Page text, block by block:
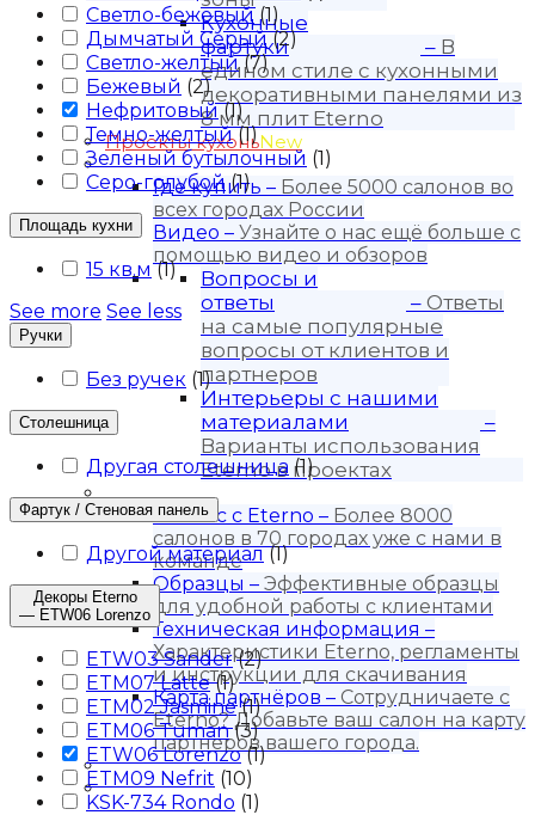
Кухонные
фартуки
– В
едином стиле с кухонными
декоративными панелями из
8 мм плит Eterno
Проекты кухоньNew
Покупателю
Где купить – Более 5000 салонов во
всех городах России
Видео – Узнайте о нас ещё больше с
помощью видео и обзоров
Вопросы и
ответы
– Ответы
на самые популярные
вопросы от клиентов и
партнеров
Интерьеры с нашими
материалами
–
Варианты использования
Eterno в проектах
Для бизнеса
Бизнес с Eternо – Более 8000
салонов в 70 городах уже с нами в
команде
Образцы – Эффективные образцы
для удобной работы с клиентами
Техническая информация –
Характеристики Eterno, регламенты
и инструкции для скачивания
Карта партнёров – Сотрудничаете с
Eterno? Добавьте ваш салон на карту
партнеров вашего города.
Блог
Контакты
Светло-бежевый (1)
Дымчатый Серый (2)
Светло-желтый (7)
Бежевый (2)
Нефритовый (1)
Темно-желтый (1)
Зеленый бутылочный (1)
Серо-голубой (1)
Площадь кухни
15 кв.м (1)
See more See less
Ручки
Без ручек (1)
Столешница
Другая столешница (1)
Фартук / Стеновая панель
Другой материал (1)
Декоры Eterno
— ETW06 Lorenzo
ETW03 Sander (2)
ETM07 Latte (1)
ETM02 Jasmine (1)
ETM06 Tuman (3)
ETW06 Lorenzo (1)
ETM09 Nefrit (10)
KSK-734 Rondo (1)